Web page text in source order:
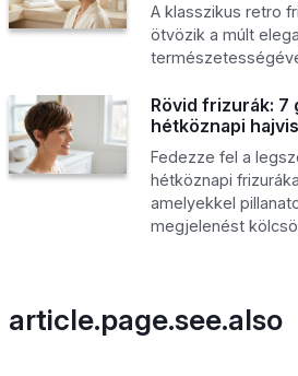
A klasszikus retro
ötvözik a múlt
Rövid frizurák: 7
hétköznapi
Fedezze fel a
hétköznapi
amelyekkel
megjelenést
article.page.see.also